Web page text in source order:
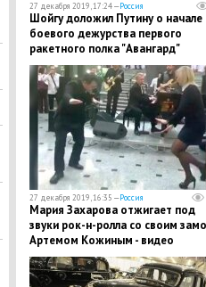
27 декабря 2019, 17:24 —Россия
​Шойгу доложил Путину о начале
боевого дежурства первого
ракетного полка "Авангард"
27 декабря 2019, 16:35 —Россия
Мария Захарова отжигает под
звуки рок-н-ролла со своим
Артемом Кожиным - видео